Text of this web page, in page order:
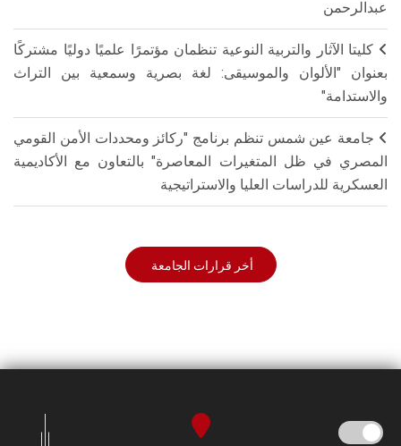
عبدالرحمن
كليتا الآثار والتربية النوعية تنظمان مؤتمرًا علميًا دوليًا مشتركًا
بعنوان "الألوان والموسيقى: لغة بصرية وسمعية بين التراث
والاستدامة"
جامعة عين شمس تنظم برنامج "ركائز ومحددات الأمن القومي
المصري في ظل المتغيرات المعاصرة" بالتعاون مع الأكاديمية
العسكرية للدراسات العليا والاستراتيجية
أخر قرارات الجامعة